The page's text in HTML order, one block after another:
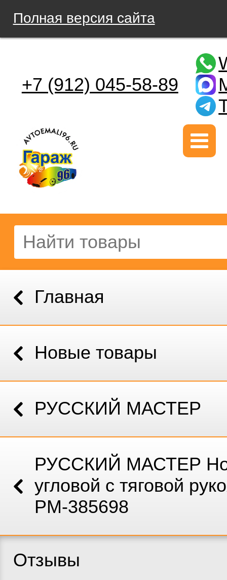
Полная версия сайта
+7 (912) 045-58-89
Главная
Новые товары
РУССКИЙ МАСТЕР
РУССКИЙ МАСТЕР
угловой с тяговой
РМ-385698
Отзывы